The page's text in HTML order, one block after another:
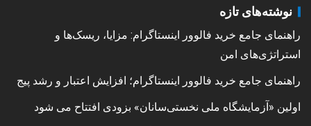
نوشته‌های تازه
راهنمای جامع خرید فالوور اینستاگرام: مزایا، ریسک‌ها و
استراتژی‌های امن
راهنمای جامع خرید فالوور اینستاگرام؛ افزایش اعتبار و رشد پیج
اولین «آزمایشگاه ملی نخستی‌سانان» بزودی افتتاح می شود